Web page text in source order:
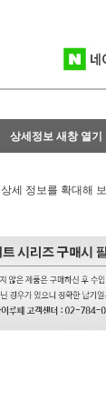
상세정보 새창 열기
상세 정보를 확대해